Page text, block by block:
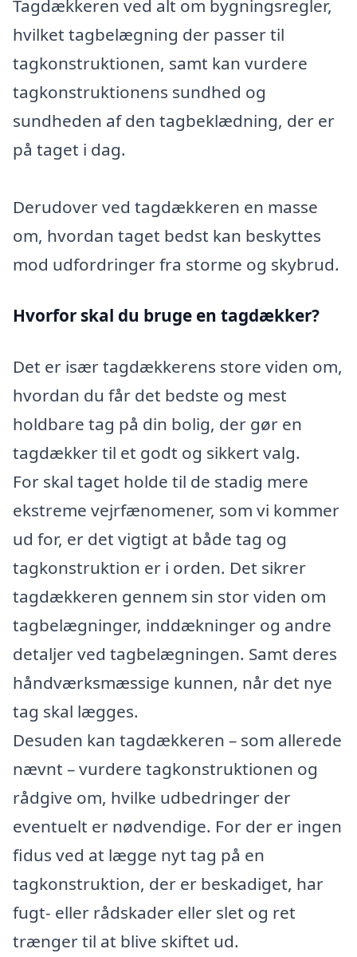
Tagdækkeren ved alt om bygningsregler,
hvilket tagbelægning der passer til
tagkonstruktionen, samt kan vurdere
tagkonstruktionens sundhed og
sundheden af den tagbeklædning, der er
på taget i dag.
Derudover ved tagdækkeren en masse
om, hvordan taget bedst kan beskyttes
mod udfordringer fra storme og skybrud.
Hvorfor skal du bruge en tagdækker?
Det er især tagdækkerens store viden om,
hvordan du får det bedste og mest
holdbare tag på din bolig, der gør en
tagdækker til et godt og sikkert valg.
For skal taget holde til de stadig mere
ekstreme vejrfænomener, som vi kommer
ud for, er det vigtigt at både tag og
tagkonstruktion er i orden. Det sikrer
tagdækkeren gennem sin stor viden om
tagbelægninger, inddækninger og andre
detaljer ved tagbelægningen. Samt deres
håndværksmæssige kunnen, når det nye
tag skal lægges.
Desuden kan tagdækkeren – som allerede
nævnt – vurdere tagkonstruktionen og
rådgive om, hvilke udbedringer der
eventuelt er nødvendige. For der er ingen
fidus ved at lægge nyt tag på en
tagkonstruktion, der er beskadiget, har
fugt- eller rådskader eller slet og ret
trænger til at blive skiftet ud.